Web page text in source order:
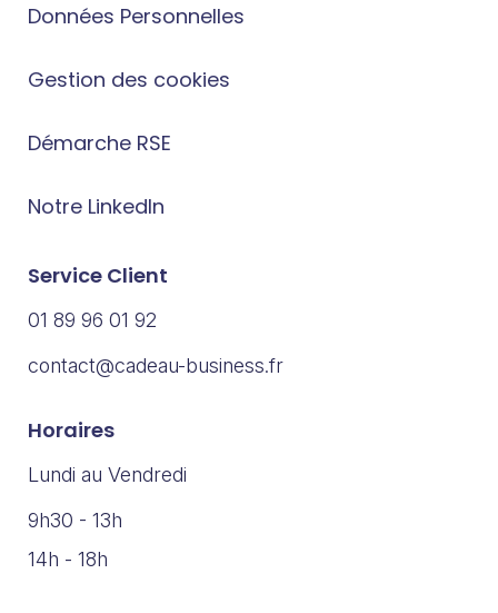
Données Personnelles
Gestion des cookies
Démarche RSE
Notre LinkedIn
Service Client
01 89 96 01 92
contact@cadeau-business.fr
Horaires
Lundi au Vendredi
9h30 - 13h
14h - 18h